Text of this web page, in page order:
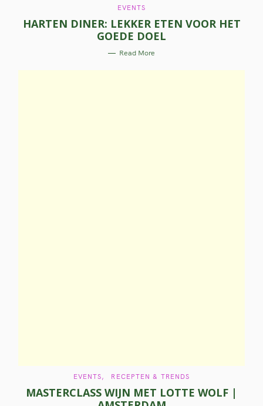
C
T
E
G
O
R
I
EVENTS
HARTEN DINER: LEKKER ETEN VOOR HET
GOEDE DOEL
Read More
C
T
E
G
EVENTS RECEPTEN & TRENDS
MASTERCLASS WIJN MET LOTTE WOLF |